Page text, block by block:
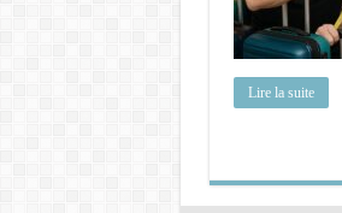
Lire la suite